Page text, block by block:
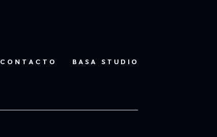
CONTACTO BASA STUDIO